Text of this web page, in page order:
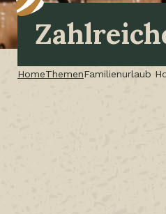
HomeThemenFamilienurlaub